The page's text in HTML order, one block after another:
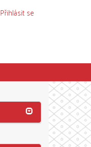
Přihlásit se